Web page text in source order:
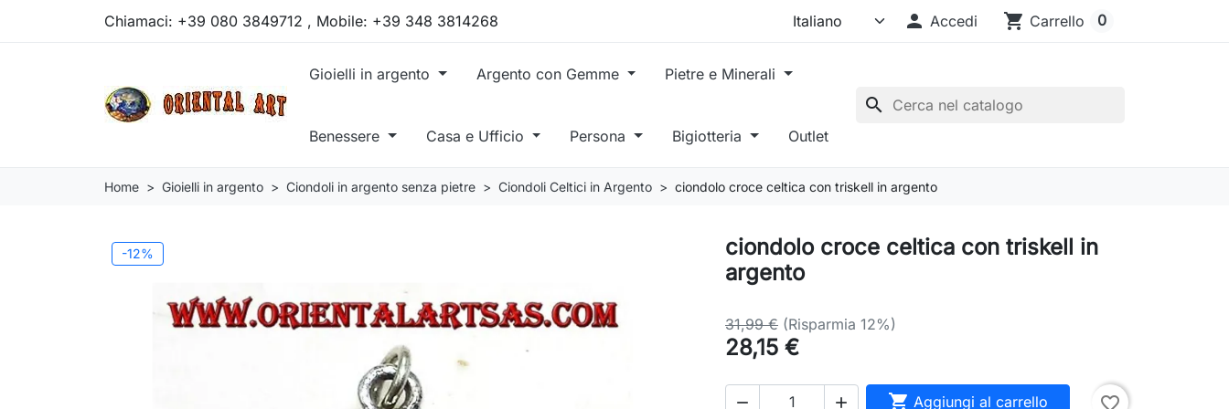
Chiamaci: +39 080 3849712 , Mobile: +39 348 3814268  Accedi shopping_cart Carrello 0
Gioielli in argento Argento con Gemme Pietre e Minerali
Benessere Casa e Ufficio Persona Bigiotteria Outlet
search
Home Gioielli in argento Ciondoli in argento senza pietre Ciondoli Celtici in Argento ciondolo croce celtica con triskell in argento
-12%
ciondolo croce celtica con triskell in
argento
31,99 € (Risparmia 12%)
28,15 €
   Aggiungi al carrello favorite_border